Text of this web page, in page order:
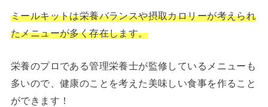
ミールキットは栄養バランスや摂取カロリーが考えられ
たメニューが多く存在します。
栄養のプロである管理栄養士が監修しているメニューも
多いので、健康のことを考えた美味しい食事を作ること
ができます！